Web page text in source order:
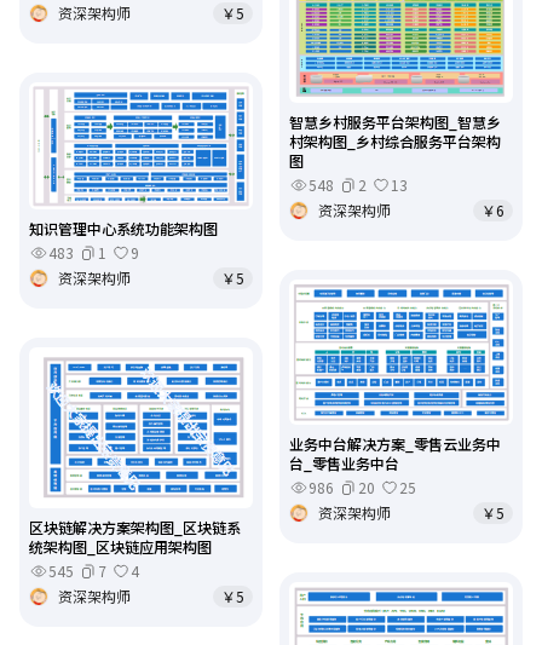
资深架构师
￥5
智慧乡村服务平台架构图_智慧乡
村架构图_乡村综合服务平台架构
图
548
2
13
资深架构师
￥6
知识管理中心系统功能架构图
483
1
9
资深架构师
￥5
业务中台解决方案_零售云业务中
台_零售业务中台
986
20
25
资深架构师
￥5
区块链解决方案架构图_区块链系
统架构图_区块链应用架构图
545
7
4
资深架构师
￥5